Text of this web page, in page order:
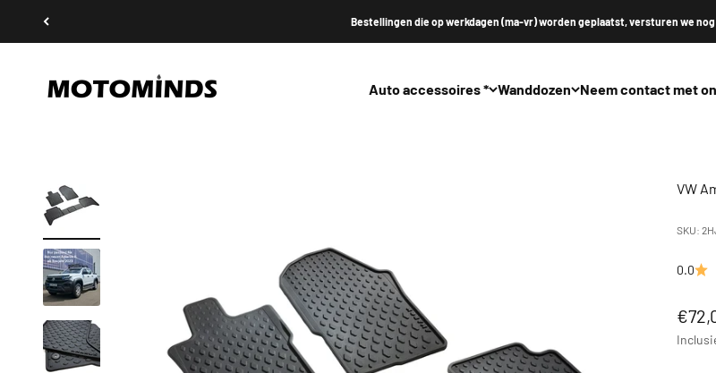
Bestellingen die op werkdagen (ma-vr) worden geplaatst, versturen we
Auto accessoires * Wanddozen Neem contact met
MOTOMINDS
VW
SKU:
0.0